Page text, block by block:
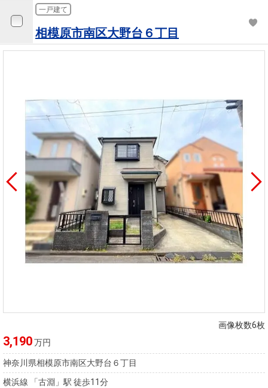
一戸建て
相模原市南区大野台６丁目
画像枚数6枚
3,190万円
神奈川県相模原市南区大野台６丁目
横浜線 「古淵」駅 徒歩11分